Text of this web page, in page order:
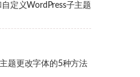
定义WordPress子主题
题更改字体的5种方法